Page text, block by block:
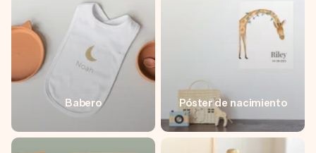
Babero Póster de nacimiento